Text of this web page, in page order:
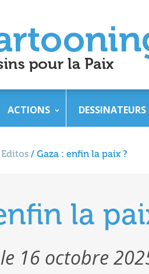
ACTIONS DESSINATEURS
Editos / Gaza : enfin la paix ?
la
16 octobre